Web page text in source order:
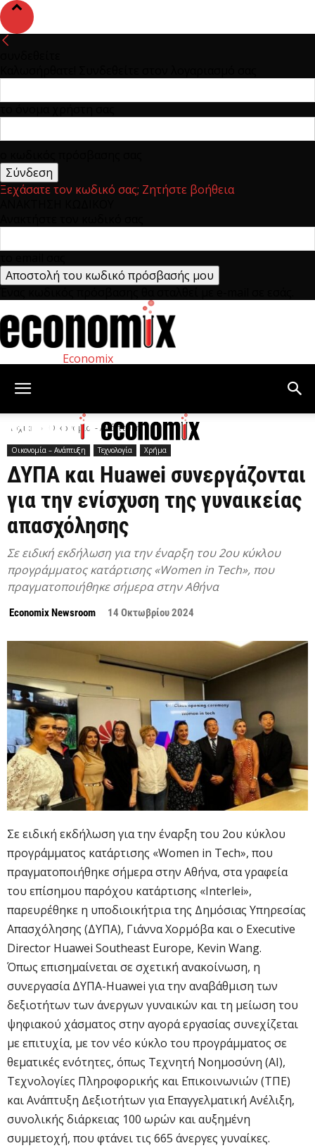
Ξεχάσατε τον κωδικό σας; Ζητήστε βοήθεια
Economix
Αρχική Οικονομία – Ανάπτυξη
Οικονομία – Ανάπτυξη Τεχνολογία Χρήμα
ΔΥΠΑ και Huawei συνεργάζονται
για την ενίσχυση της γυναικείας
απασχόλησης
Σε ειδική εκδήλωση για την έναρξη του 2ου κύκλου
προγράμματος κατάρτισης «Women in Tech», που
πραγματοποιήθηκε σήμερα στην Αθήνα
Economix Newsroom 14 Οκτωβρίου 2024
Σε ειδική εκδήλωση για την έναρξη του 2ου κύκλου
προγράμματος κατάρτισης «Women in Tech», που
πραγματοποιήθηκε σήμερα στην Αθήνα, στα γραφεία
του επίσημου παρόχου κατάρτισης «Interlei»,
παρευρέθηκε η υποδιοικήτρια της Δημόσιας Υπηρεσίας
Απασχόλησης (ΔΥΠΑ), Γιάννα Χορμόβα και ο Executive
Director Huawei Southeast Europe, Kevin Wang.
Όπως επισημαίνεται σε σχετική ανακοίνωση, η
συνεργασία ΔΥΠΑ-Huawei για την αναβάθμιση των
δεξιοτήτων των άνεργων γυναικών και τη μείωση του
ψηφιακού χάσματος στην αγορά εργασίας συνεχίζεται
με επιτυχία, με τον νέο κύκλο του προγράμματος σε
θεματικές ενότητες, όπως Τεχνητή Νοημοσύνη (AI),
Τεχνολογίες Πληροφορικής και Επικοινωνιών (ΤΠΕ)
και Ανάπτυξη Δεξιοτήτων για Επαγγελματική Ανέλιξη,
συνολικής διάρκειας 100 ωρών και αυξημένη
συμμετοχή, που φτάνει τις 665 άνεργες γυναίκες.